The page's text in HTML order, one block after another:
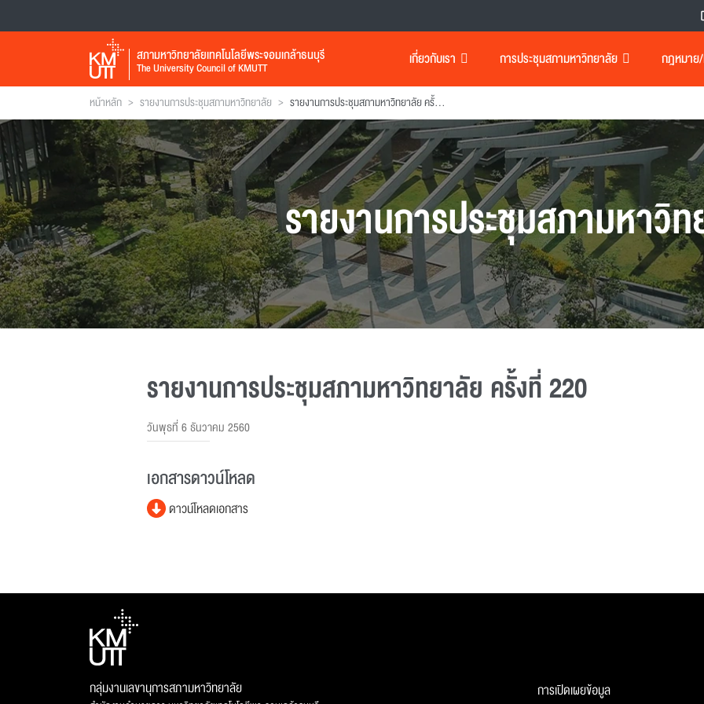
สภามหาวิทยาลัยเทคโนโลยีพระจอมเกล้าธนบุรี
The University Council of KMUTT เกี่ยวกับเรา การประชุมสภามหาวิทยาลัย กฎหมาย/
หน้าหลัก > รายงานการประชุมสภามหาวิทยาลัย > รายงานการประชุมสภามหาวิทยาลัย ครั้งที่ 220
รายงานการประชุมสภามหาวิ
รายงานการประชุมสภามหาวิทยาลัย ครั้งที่ 220
วันพุธที่ 6 ธันวาคม 2560
เอกสารดาวน์โหลด
ดาวน์โหลดเอกสาร
กลุ่มงานเลขานุการสภามหาวิทยาลัย การเปิดเผยข้อมูล